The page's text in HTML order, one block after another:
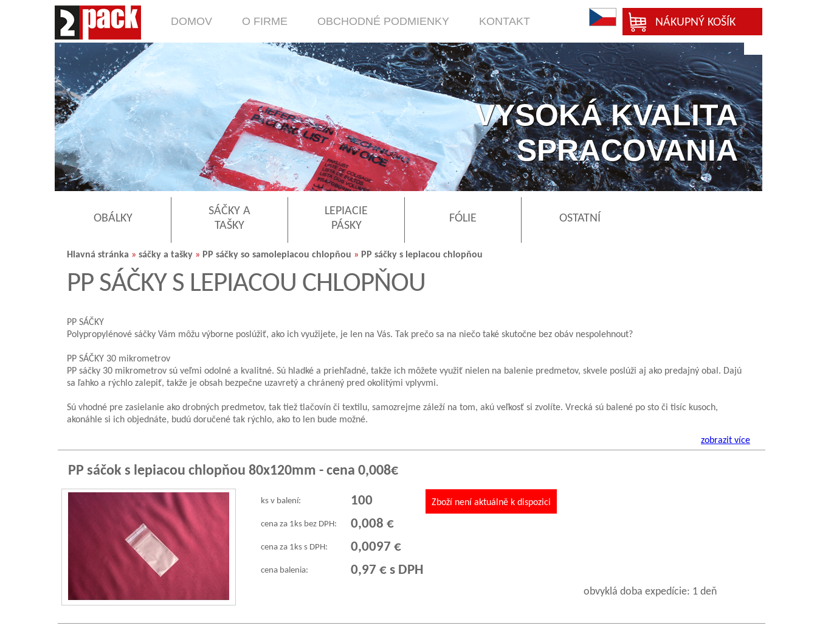
DOMOV O FIRME OBCHODNÉ PODMIENKY KONTAKT NÁKUPNÝ KOŠÍK
VYSOKÁ KVALITA
SPRACOVANIA
OBÁLKY
SÁČKY A
TAŠKY
LEPIACIE
PÁSKY
FÓLIE OSTATNÍ
Hlavná stránka » sáčky a tašky » PP sáčky so samolepiacou chlopňou » PP sáčky s lepiacou chlopňou
PP SÁČKY S LEPIACOU CHLOPŇOU
PP SÁČKY
Polypropylénové sáčky Vám môžu výborne poslúžiť, ako ich využijete, je len na Vás. Tak prečo sa na niečo také skutočne bez obáv nespolehnout?
PP SÁČKY 30 mikrometrov
PP sáčky 30 mikrometrov sú veľmi odolné a kvalitné. Sú hladké a priehľadné, takže ich môžete využiť nielen na balenie predmetov, skvele poslúži aj ako predajný obal. Dajú
sa ľahko a rýchlo zalepiť, takže je obsah bezpečne uzavretý a chránený pred okolitými vplyvmi.
Sú vhodné pre zasielanie ako drobných predmetov, tak tiež tlačovín či textilu, samozrejme záleží na tom, akú veľkosť si zvolíte. Vrecká sú balené po sto či tisíc kusoch,
akonáhle si ich objednáte, budú doručené tak rýchlo, ako to len bude možné.
zobrazit více
PP sáčok s lepiacou chlopňou 80x120mm - cena 0,008€
ks v balení: 100
cena za 1ks bez DPH: 0,008 €
cena za 1ks s DPH: 0,0097 €
cena balenia: 0,97 € s DPH
Zboží není aktuálně k dispozici
obvyklá doba expedície: 1 deň